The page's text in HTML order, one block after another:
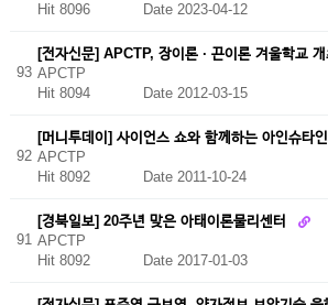
Hit 8096
Date 2023-04-12
93
[전자신문] APCTP, 장이론 · 끈이론 겨울학교 개
APCTP
Hit 8094
Date 2012-03-15
92
[머니투데이] 사이언스 쇼와 함께하는 아인슈타
APCTP
Hit 8092
Date 2011-10-24
91
[경북일보] 20주년 맞은 아태이론물리센터
APCTP
Hit 8092
Date 2017-01-03